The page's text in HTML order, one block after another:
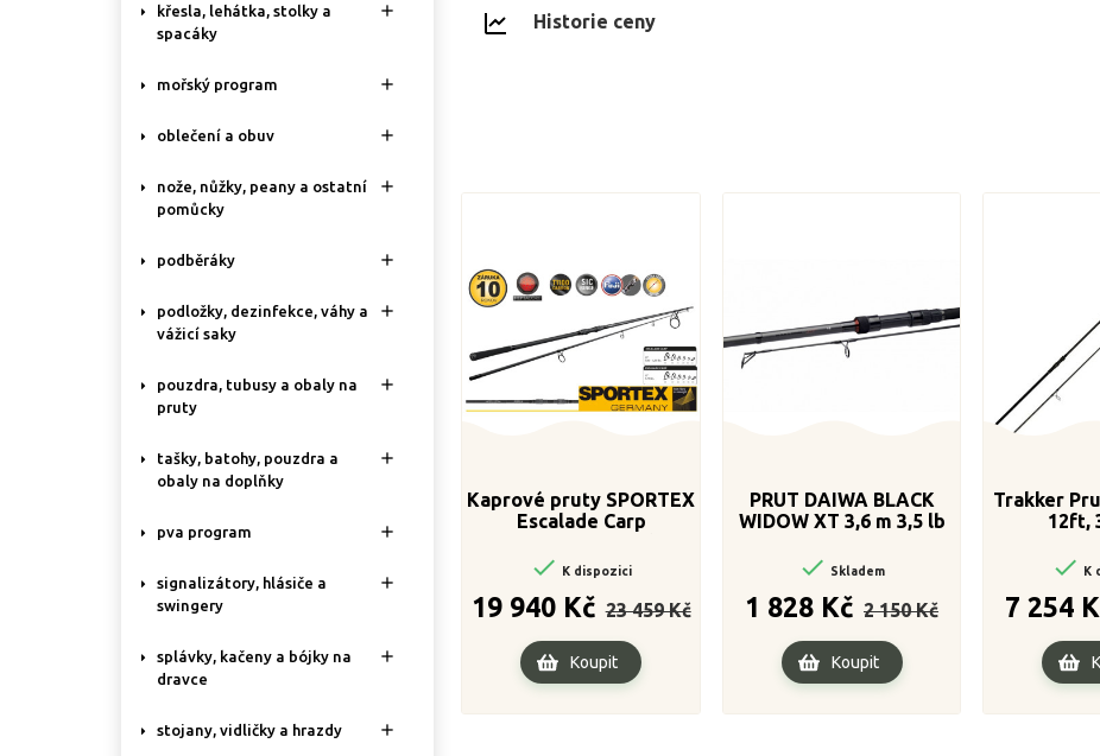
křesla, lehátka, stolky a
spacáky

mořský program 
oblečení a obuv 
nože, nůžky, peany a ostatní
pomůcky

podběráky 
podložky, dezinfekce, váhy a
vážicí saky

pouzdra, tubusy a obaly na
pruty

tašky, batohy, pouzdra a
obaly na doplňky

pva program 
signalizátory, hlásiče a
swingery

splávky, kačeny a bójky na
dravce

stojany, vidličky a hrazdy 
Historie ceny
Kaprové pruty SPORTEX
Escalade Carp
 K dispozici
19 940 Kč cena
23 459 Kč
Cena
Koupit
PRUT DAIWA BLACK
WIDOW XT 3,6 m 3,5 lb
 Skladem
1 828 Kč
cena
2 150 Kč
Koupit
Trakker
12ft,
 K
7 254